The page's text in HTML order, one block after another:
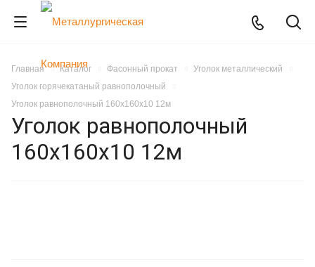
Главная Каталог Фасонный прокат
Уголок металлический
Уголок горячекатаный равнополочный
Уголок равнополочный 160х160х10 12м
Уголок равнополочный
160х160х10 12м